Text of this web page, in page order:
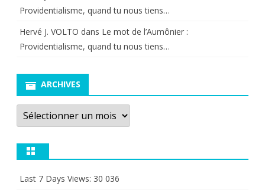
Providentialisme, quand tu nous tiens…
Hervé J. VOLTO dans Le mot de l’Aumônier :
Providentialisme, quand tu nous tiens…
ARCHIVES
Archives
Last 7 Days Views: 30 036